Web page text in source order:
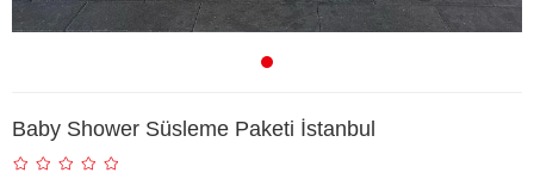
Baby Shower Süsleme Paketi İstanbul